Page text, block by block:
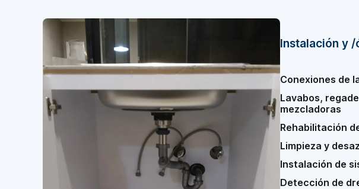
Instalación y
Conexiones de
Lavabos,
mezcladoras
Rehabilitación
Limpieza y
Instalación de
Detección de